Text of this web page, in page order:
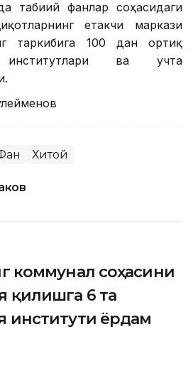
табиий фанлар соҳасидаги
етакчи маркази
таркибига 100 дан ортиқ
институтлари ва учта
Хитой
коммунал соҳасини
қилишга 6 та
институти ёрдам